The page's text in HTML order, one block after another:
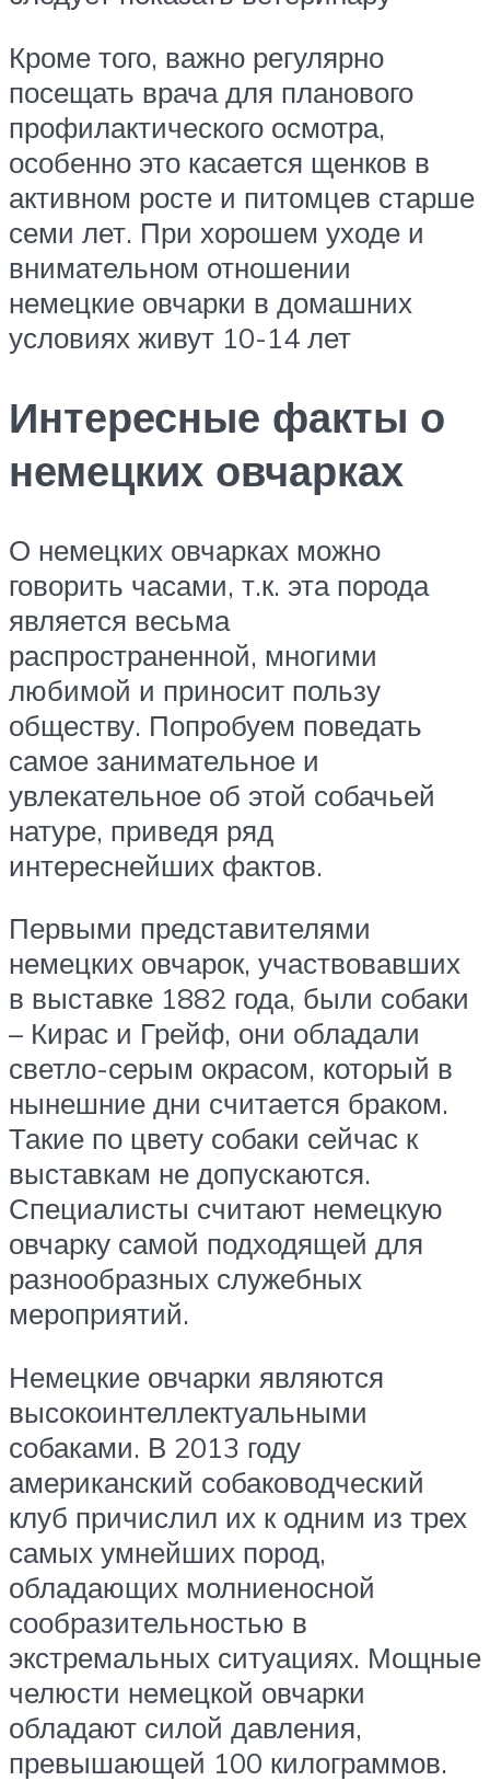
Кроме того, важно регулярно
посещать врача для планового
профилактического осмотра,
особенно это касается щенков в
активном росте и питомцев старше
семи лет. При хорошем уходе и
внимательном отношении
немецкие овчарки в домашних
условиях живут 10-14 лет
Интересные факты о
немецких овчарках
О немецких овчарках можно
говорить часами, т.к. эта порода
является весьма
распространенной, многими
любимой и приносит пользу
обществу. Попробуем поведать
самое занимательное и
увлекательное об этой собачьей
натуре, приведя ряд
интереснейших фактов.
Первыми представителями
немецких овчарок, участвовавших
в выставке 1882 года, были собаки
– Кирас и Грейф, они обладали
светло-серым окрасом, который в
нынешние дни считается браком.
Такие по цвету собаки сейчас к
выставкам не допускаются.
Специалисты считают немецкую
овчарку самой подходящей для
разнообразных служебных
мероприятий.
Немецкие овчарки являются
высокоинтеллектуальными
собаками. В 2013 году
американский собаководческий
клуб причислил их к одним из трех
самых умнейших пород,
обладающих молниеносной
сообразительностью в
экстремальных ситуациях. Мощные
челюсти немецкой овчарки
обладают силой давления,
превышающей 100 килограммов.